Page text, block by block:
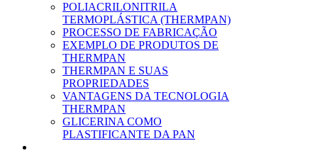
POLIACRILONITRILA
TERMOPLÁSTICA (THERMPAN)
PROCESSO DE FABRICAÇÃO
EXEMPLO DE PRODUTOS DE
THERMPAN
THERMPAN E SUAS
PROPRIEDADES
VANTAGENS DA TECNOLOGIA
THERMPAN
GLICERINA COMO
PLASTIFICANTE DA PAN